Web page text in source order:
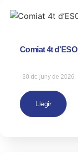
Comiat 4t
30 de juny de 2026
Llegir